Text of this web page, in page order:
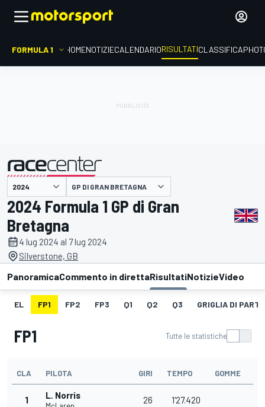
FORMULA 1 HOMENOTIZIECALENDARIORISULTATICLASSIFICA
presentato da GP DI GRAN BRETAGNA
2024 Formula 1 GP di Gran
Bretagna
4 lug 2024 al 7 lug 2024
Silverstone, GB
PanoramicaCommento in direttaRisultatiNotizieVideo
EL FP1 FP2 FP3 Q1 Q2 Q3 GRIGLIA DI
FP1 Tutte le statistiche
CLA PILOTA GIRI TEMPO GOMME
1 L. Norris 26 1'27.420